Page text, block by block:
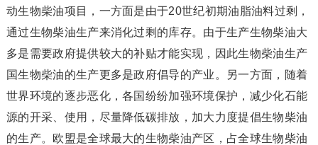
动生物柴油项目，一方面是由于20世纪初期油脂油料过剩，
通过生物柴油生产来消化过剩的库存。由于生产生物柴油大
多是需要政府提供较大的补贴才能实现，因此生物柴油生产
国生物柴油的生产更多是政府倡导的产业。另一方面，随着
世界环境的逐步恶化，各国纷纷加强环境保护，减少化石能
源的开采、使用，尽量降低碳排放，加大力度提倡生物柴油
的生产。欧盟是全球最大的生物柴油产区，占全球生物柴油